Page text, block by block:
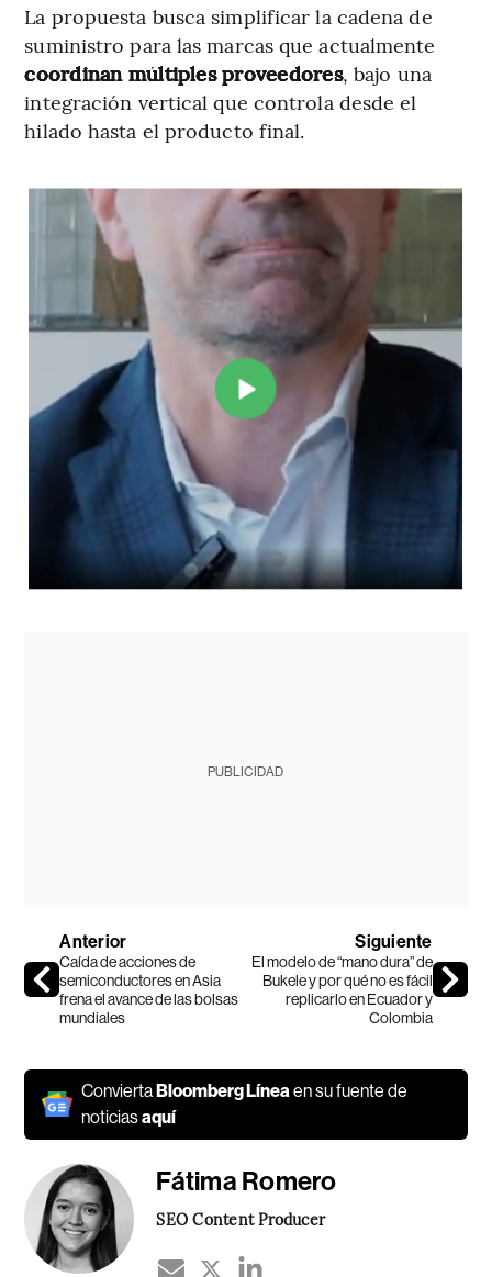
La propuesta busca simplificar la cadena de
suministro para las marcas que actualmente
coordinan múltiples proveedores, bajo una
integración vertical que controla desde el
hilado hasta el producto final.
PUBLICIDAD
Anterior
Caída de acciones de
semiconductores en Asia
frena el avance de las bolsas
mundiales
Siguiente
El modelo de “mano dura” de
Bukele y por qué no es fácil
replicarlo en Ecuador y
Colombia
ConviertaBloomberg Línea en su fuente de
noticiasaquí
Fátima Romero
SEO Content Producer